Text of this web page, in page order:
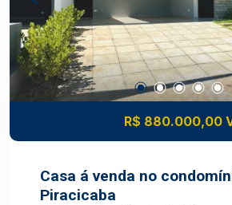
R$ 880.000,00
Casa á venda no
Piracicaba